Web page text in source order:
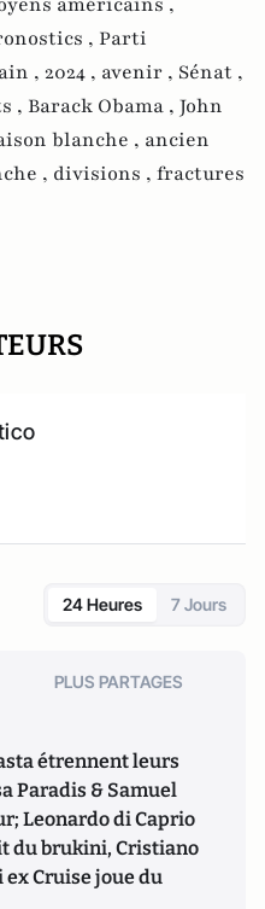
, Parti
, 2024 , avenir , Sénat ,
, Barack Obama , John
blanche , ancien
, divisions , fractures
24 Heures 7 Jours
PLUS PARTAGES
étrennent leurs
Paradis & Samuel
Leonardo di Caprio
du brukini, Cristiano
Cruise joue du